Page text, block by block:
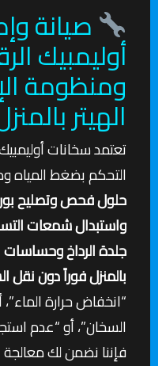
صيانة
أوليمبيك
ومنظومة
الهيتر
تعتمد سخانات
التحكم بضغط المياه
حلول فحص وتصليح
واستبدال شمعات
جلدة الرداخ وحساسات
بالمنزل فوراً دون نقل
“انخفاض حرارة
السخان”، أو “عدم
فإننا نضمن لك